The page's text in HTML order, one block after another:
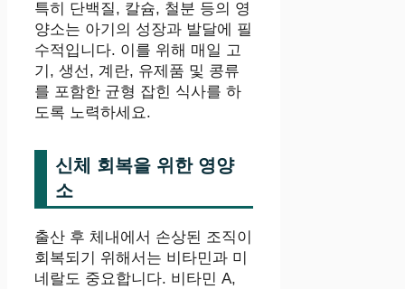
특히 단백질, 칼슘, 철분 등의 영
양소는 아기의 성장과 발달에 필
수적입니다. 이를 위해 매일 고
기, 생선, 계란, 유제품 및 콩류
를 포함한 균형 잡힌 식사를 하
도록 노력하세요.
신체 회복을 위한 영양
소
출산 후 체내에서 손상된 조직이
회복되기 위해서는 비타민과 미
네랄도 중요합니다. 비타민 A,